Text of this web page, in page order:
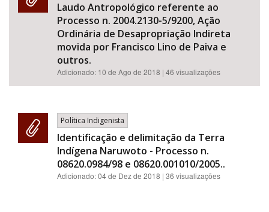
Laudo Antropológico referente ao
Processo n. 2004.2130-5/9200, Ação
Ordinária de Desapropriação Indireta
movida por Francisco Lino de Paiva e
outros.
Adicionado: 10 de Ago de 2018 | 46 visualizações
Política Indigenista
Identificação e delimitação da Terra
Indígena Naruwoto - Processo n.
08620.0984/98 e 08620.001010/2005..
Adicionado:04 de Dez de 2018 | 36 visualizações